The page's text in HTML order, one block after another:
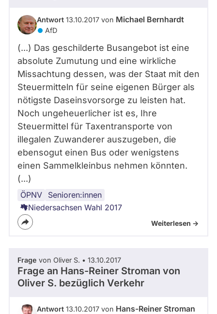
Antwort 13.10.2017 von Michael Bernhardt
AfD
(...) Das geschilderte Busangebot ist eine
absolute Zumutung und eine wirkliche
Missachtung dessen, was der Staat mit den
Steuermitteln für seine eigenen Bürger als
nötigste Daseinsvorsorge zu leisten hat.
Noch ungeheuerlicher ist es, Ihre
Steuermittel für Taxentransporte von
illegalen Zuwanderer auszugeben, die
ebensogut einen Bus oder wenigstens
einen Sammelkleinbus nehmen könnten.
(...)
ÖPNV Senioren:innen
Verkehrspolitik
Mobilität
Niedersachsen Wahl 2017
Weiterlesen ->
Frage von Oliver S. • 13.10.2017
Frage an Hans-Reiner Stroman von
Oliver S. bezüglich Verkehr
Antwort 13.10.2017 von Hans-Reiner Stroman